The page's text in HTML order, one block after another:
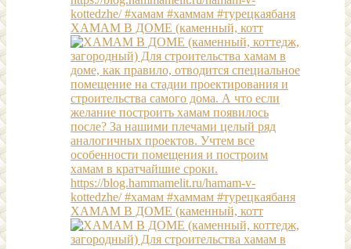
ХАМАМ В ДОМЕ (каменный, котт
ХАМАМ В ДОМЕ (каменный, котт